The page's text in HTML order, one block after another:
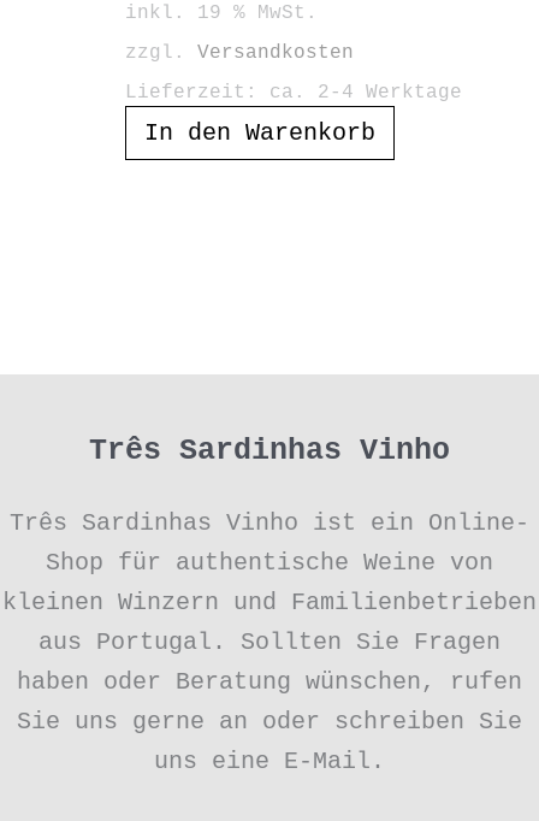
inkl. 19 % MwSt.
zzgl. Versandkosten
Lieferzeit: ca. 2-4 Werktage
In den Warenkorb
Três Sardinhas Vinho
Três Sardinhas Vinho ist ein Online-
Shop für authentische Weine von
kleinen Winzern und Familienbetrieben
aus Portugal. Sollten Sie Fragen
haben oder Beratung wünschen, rufen
Sie uns gerne an oder schreiben Sie
uns eine E-Mail.